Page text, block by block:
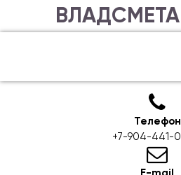
Телефон
+7-904-441-